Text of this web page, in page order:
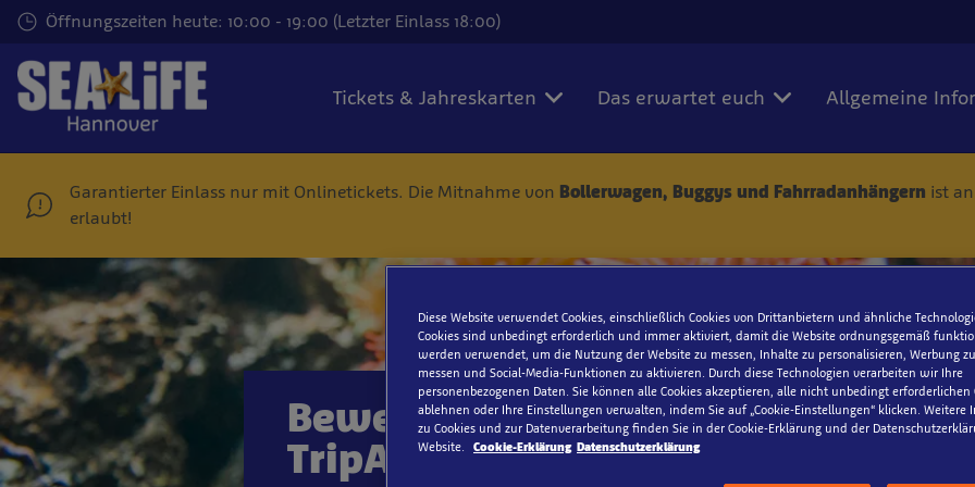
Zum
Hauptinhalt
springen
Öffnungszeiten heute: 10:00 - 19:00 (Letzter Einlass 18:00)
Tickets & Jahreskarten Das erwartet euch Allgemeine
Garantierter Einlass nur mit Onlinetickets. Die Mitnahme von Bollerwagen, Buggys und Fahrradanhängern ist
erlaubt!
Bewerte uns auf
TripAdvisor oder Google
Diese Website verwendet Cookies, einschließlich Cookies von Drittanbietern und ähnliche
Cookies sind unbedingt erforderlich und immer aktiviert, damit die Website ordnungsgemäß
werden verwendet, um die Nutzung der Website zu messen, Inhalte zu personalisieren, Werbung
messen und Social-Media-Funktionen zu aktivieren. Durch diese Technologien verarbeiten wir Ihre
personenbezogenen Daten. Sie können alle Cookies akzeptieren, alle nicht unbedingt erforderlichen
ablehnen oder Ihre Einstellungen verwalten, indem Sie auf „Cookie-Einstellungen“ klicken. Weitere
zu Cookies und zur Datenverarbeitung finden Sie in der Cookie-Erklärung und der
Website.
Cookie-Erklärung Datenschutzerklärung